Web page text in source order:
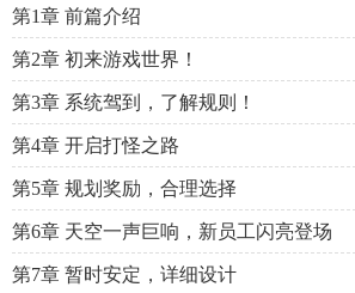
第1章 前篇介绍
第2章 初来游戏世界！
第3章 系统驾到，了解规则！
第4章 开启打怪之路
第5章 规划奖励，合理选择
第6章 天空一声巨响，新员工闪亮登场
第7章 暂时安定，详细设计